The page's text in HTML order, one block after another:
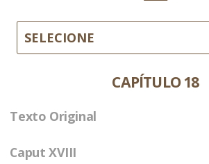
SELECIONE
CAPÍTULO 18
Texto Original
Caput XVIII